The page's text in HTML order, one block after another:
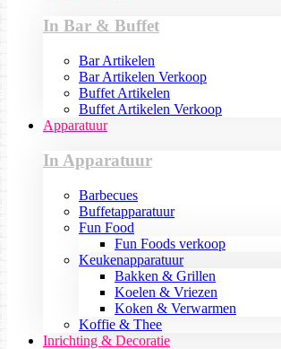
In Bar & Buffet
Bar Artikelen
Bar Artikelen Verkoop
Buffet Artikelen
Buffet Artikelen Verkoop
Apparatuur
In Apparatuur
Barbecues
Buffetapparatuur
Fun Food
Fun Foods verkoop
Keukenapparatuur
Bakken & Grillen
Koelen & Vriezen
Koken & Verwarmen
Koffie & Thee
Inrichting & Decoratie